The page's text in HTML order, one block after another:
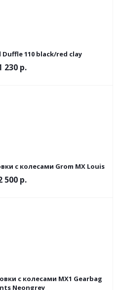
110 black/red clay
230р.
с колесами Grom MX Louis
500р.
с колесами MX1 Gearbag
Neongrey